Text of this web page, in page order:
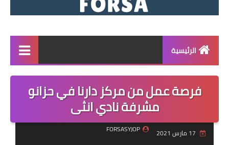
الرئيسية
القائمة
مناقصات
فرص عمل داخل سوريا
فرصة عمل من مركز دارنا في حزانو
مشرفة نادي انثى
FORSASYJOP